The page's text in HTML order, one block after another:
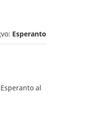
Esperanto
al